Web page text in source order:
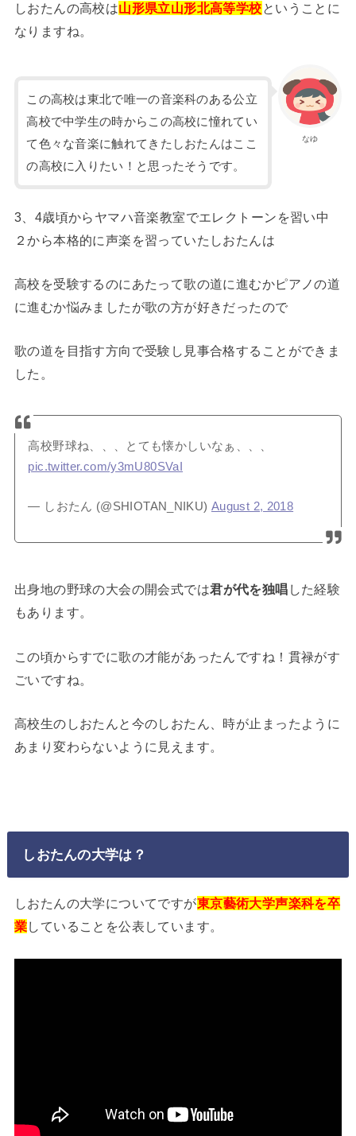
しおたんの高校は山形県立山形北高等学校ということに
なりますね。
なゆ
この高校は東北で唯一の音楽科のある公立
高校で中学生の時からこの高校に憧れてい
て色々な音楽に触れてきたしおたんはここ
の高校に入りたい！と思ったそうです。
3、4歳頃からヤマハ音楽教室でエレクトーンを習い中
２から本格的に声楽を習っていたしおたんは
高校を受験するのにあたって歌の道に進むかピアノの道
に進むか悩みましたが歌の方が好きだったので
歌の道を目指す方向で受験し見事合格することができま
した。
高校野球ね、、、とても懐かしいなぁ、、、
pic.twitter.com/y3mU80SVaI
— しおたん (@SHIOTAN_NIKU) August 2, 2018
出身地の野球の大会の開会式では君が代を独唱 した経験
もあります。
この頃からすでに歌の才能があったんですね！貫禄がす
ごいですね。
高校生のしおたんと今のしおたん、時が止まったように
あまり変わらないように見えます。
しおたんの大学は？
しおたんの大学についてですが東京藝術大学声楽科を卒
業していることを公表しています。